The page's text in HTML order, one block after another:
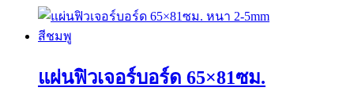
chosen
on
the
This
product
has
variants.
The
แผ่นฟิวเจอร์บอร์ด 65×81ซม.